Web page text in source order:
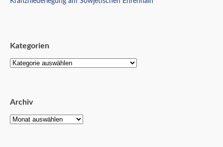
Kategorien
Archiv